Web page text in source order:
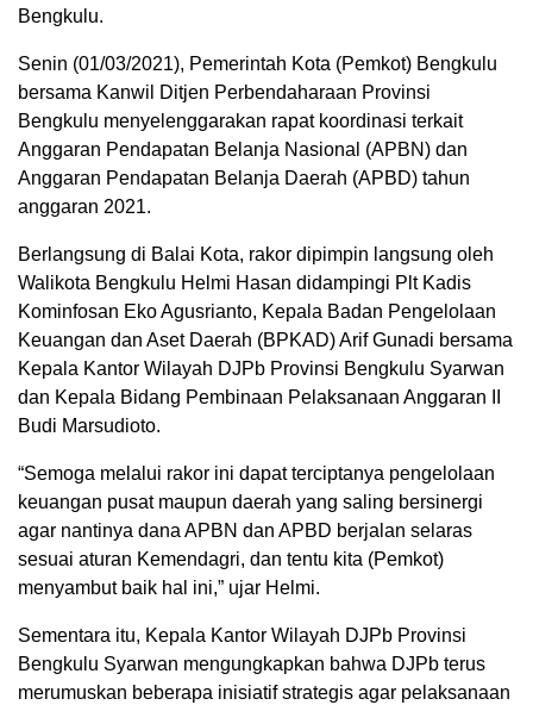
Bengkulu.
Senin (01/03/2021), Pemerintah Kota (Pemkot) Bengkulu
bersama Kanwil Ditjen Perbendaharaan Provinsi
Bengkulu menyelenggarakan rapat koordinasi terkait
Anggaran Pendapatan Belanja Nasional (APBN) dan
Anggaran Pendapatan Belanja Daerah (APBD) tahun
anggaran 2021.
Berlangsung di Balai Kota, rakor dipimpin langsung oleh
Walikota Bengkulu Helmi Hasan didampingi Plt Kadis
Kominfosan Eko Agusrianto, Kepala Badan Pengelolaan
Keuangan dan Aset Daerah (BPKAD) Arif Gunadi bersama
Kepala Kantor Wilayah DJPb Provinsi Bengkulu Syarwan
dan Kepala Bidang Pembinaan Pelaksanaan Anggaran II
Budi Marsudioto.
“Semoga melalui rakor ini dapat terciptanya pengelolaan
keuangan pusat maupun daerah yang saling bersinergi
agar nantinya dana APBN dan APBD berjalan selaras
sesuai aturan Kemendagri, dan tentu kita (Pemkot)
menyambut baik hal ini,” ujar Helmi.
Sementara itu, Kepala Kantor Wilayah DJPb Provinsi
Bengkulu Syarwan mengungkapkan bahwa DJPb terus
merumuskan beberapa inisiatif strategis agar pelaksanaan